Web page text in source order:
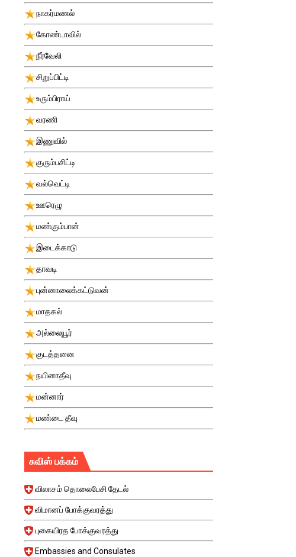
நாகர்மணல்
கோண்டாவில்
நீர்வேலி
சிறுப்பிட்டி
உரும்பிராய்
வரணி
இணுவில்
குரும்பசிட்டி
வல்வெட்டி
ஊரெழு
மண்கும்பான்
இடைக்காடு
தாவடி
புன்னாலைக்கட்டுவன்
மாதகல்
அல்லையூர்
குடத்தனை
நயினாதீவு
மன்னார்
மண்டை தீவு
சுவிஸ் பக்கம்
விலாசம் தொலைபேசி தேடல்
விமானப் போக்குவரத்து
புகையிரத போக்குவரத்து
Embassies and Consulates